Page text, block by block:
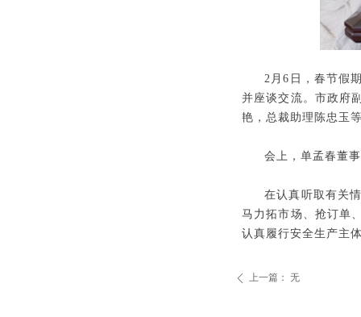
2月6日，春节假
并座谈交流。市政府
艳，总裁助理陈忠玉
会上，单孟春董
在认真听取有关
马力拓市场、抢订单
认真履行安全生产主
ꄴ 上一篇： 无